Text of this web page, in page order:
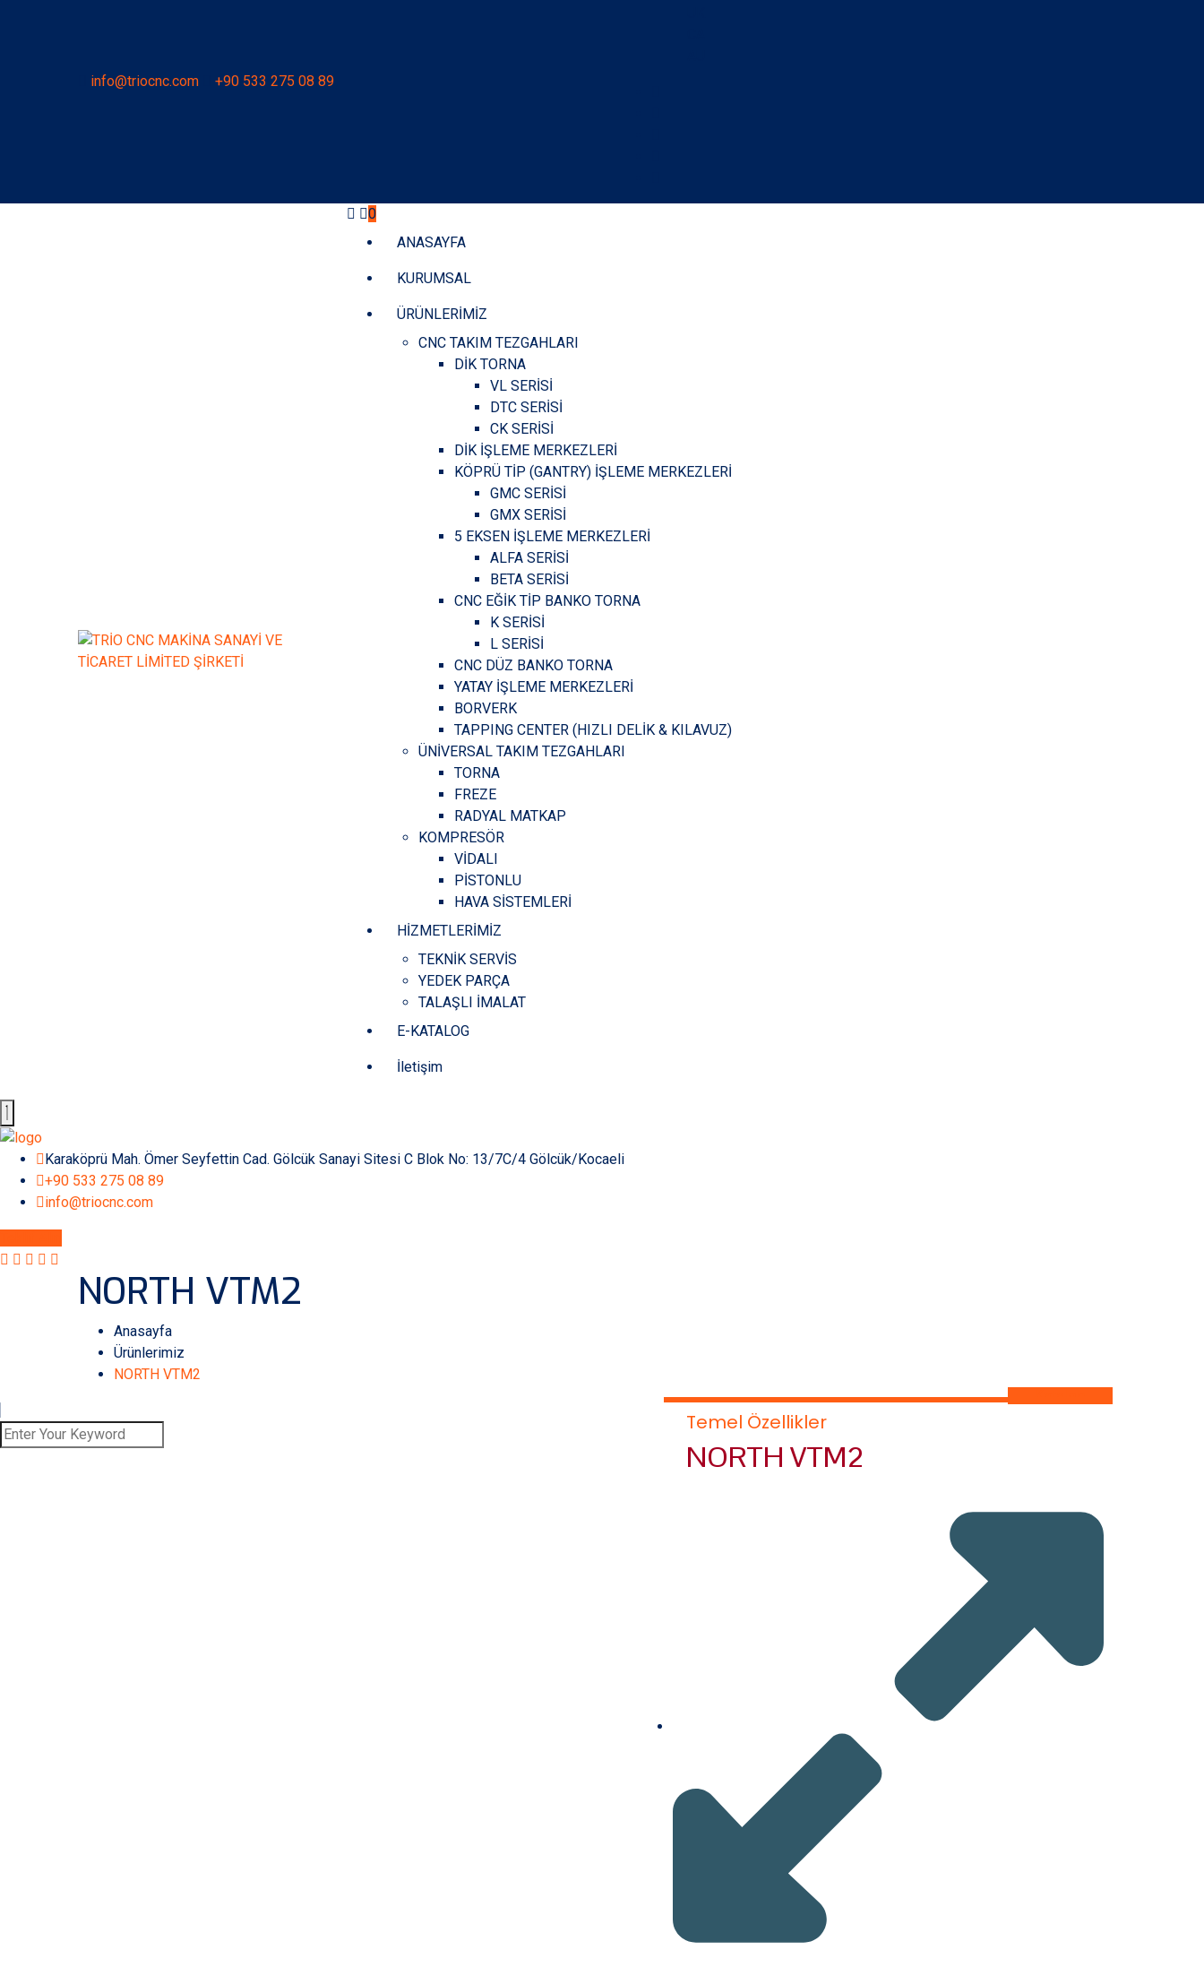
info@triocnc.com +90 533 275 08 89
0
ANASAYFA
KURUMSAL
ÜRÜNLERİMİZ
CNC TAKIM TEZGAHLARI
DİK TORNA
VL SERİSİ
DTC SERİSİ
CK SERİSİ
DİK İŞLEME MERKEZLERİ
KÖPRÜ TİP (GANTRY) İŞLEME MERKEZLERİ
GMC SERİSİ
GMX SERİSİ
5 EKSEN İŞLEME MERKEZLERİ
ALFA SERİSİ
BETA SERİSİ
CNC EĞİK TİP BANKO TORNA
K SERİSİ
L SERİSİ
CNC DÜZ BANKO TORNA
YATAY İŞLEME MERKEZLERİ
BORVERK
TAPPING CENTER (HIZLI DELİK & KILAVUZ)
ÜNİVERSAL TAKIM TEZGAHLARI
TORNA
FREZE
RADYAL MATKAP
KOMPRESÖR
VİDALI
PİSTONLU
HAVA SİSTEMLERİ
HİZMETLERİMİZ
TEKNİK SERVİS
YEDEK PARÇA
TALAŞLI İMALAT
E-KATALOG
İletişim
Karaköprü Mah. Ömer Seyfettin Cad. Gölcük Sanayi Sitesi C Blok No: 13/7C/4 Gölcük/Kocaeli
+90 533 275 08 89
info@triocnc.com
NORTH VTM2
Anasayfa
Ürünlerimiz
NORTH VTM2
Temel Özellikler
NORTH VTM2